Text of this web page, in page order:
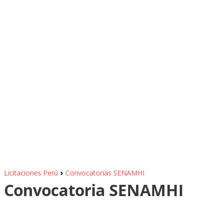
Licitaciones Perú › Convocatorias SENAMHI
Convocatoria SENAMHI